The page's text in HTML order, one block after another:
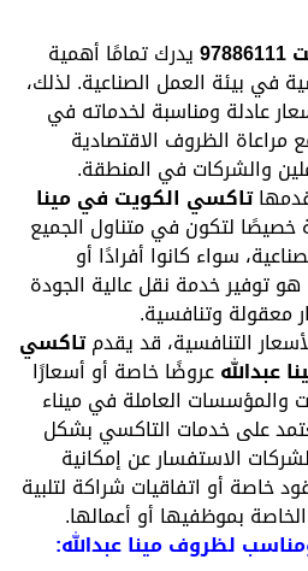
يدرك تمامًا أهمية
في بيئة العمل الصناعية. لذلك،
عادلة ومناسبة لخدماته في
الظروف الاقتصادية
والشركات في المنطقة.
تاكسي الكويت في مينا
لتكون في متناول الجميع
سواء كانوا أفرادًا أو
خدمة نقل عالية الجودة
وتنافسية.
التنافسية، قد يقدمتاكسي
عروضًا خاصة أو أسعارًا
العاملة في ميناء
على خدمات التاكسي بشكل
الاستفسار عن إمكانية
أو اتفاقيات شراكة لتلبية
بموظفيها أو أعمالها.
لظروف مينا عبدالله: